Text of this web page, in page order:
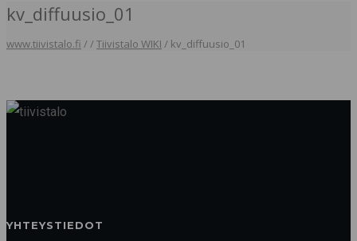
kv_diffuusio_01
www.tiivistalo.fi //Tiivistalo WIKI / kv_diffuusio_01
YHTEYSTIEDOT